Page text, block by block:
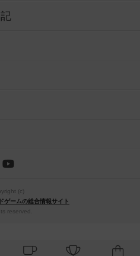
(c)
ゲームの総合情報サイト
reserved.